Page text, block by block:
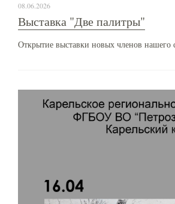
08.06.2026
Выставка "Две палитры"
Открытие выставки новых членов нашего